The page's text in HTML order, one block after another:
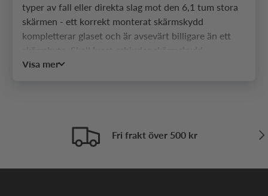
typer av fall eller direkta slag mot den 6,1 tum stora
skärmen - ett korrekt monterat skärmskydd
kompletterar glaset och är avsevärt billigare än ett
anpassade specifikt för iPhone 15 Pro och dess mått.
Det finns fyra vanliga typer av skärmskydd till iPhone
Visa mer
Fri frakt över 500 kr